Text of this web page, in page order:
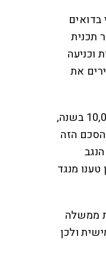
בדואים
9 חודשים תאושר תכנית
וכניעה
את
בתוך כך, מספר יחידות הדיור לטובת בנייה לציבור הערבי יוגדל ל-10,000 בשנה,
הזה
מנגד
ממשלה
ולכן